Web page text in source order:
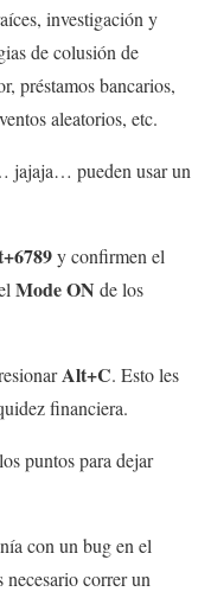
investigación y
de colusión de
préstamos bancarios,
aleatorios, etc.
jajaja… pueden usar un
y confirmen el
Mode ON de los
Alt+C. Esto les
financiera.
puntos para dejar
con un bug en el
necesario correr un